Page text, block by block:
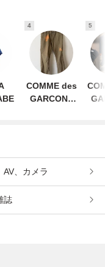
4
COMME des
GARCONS
5
AV、カメラ
誌